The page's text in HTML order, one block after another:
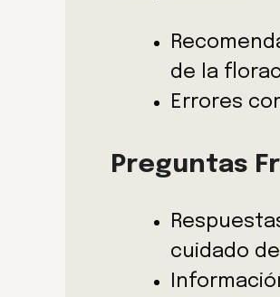
de la
Errores
Preguntas
cuidado